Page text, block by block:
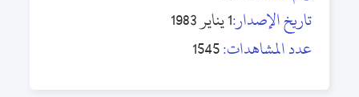
تاريخ الإصدار:1 يناير 1983
عدد المشاهدات:1545